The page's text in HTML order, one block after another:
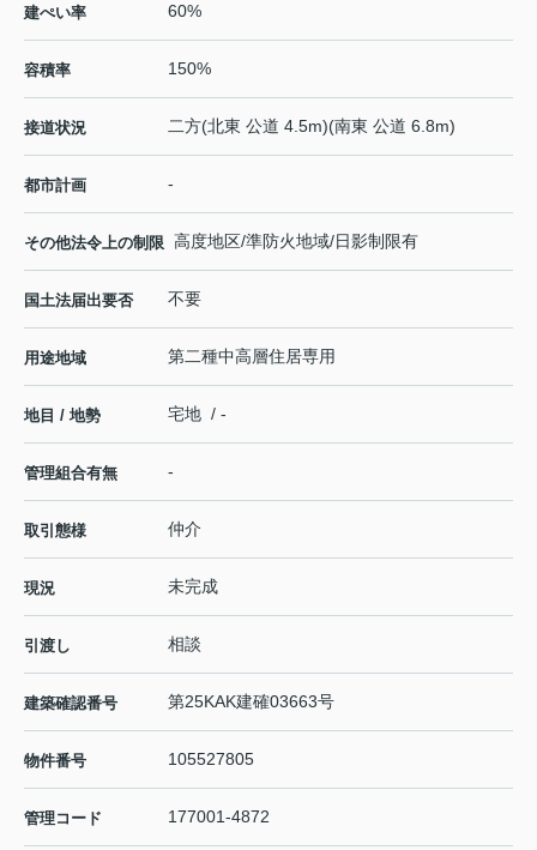
建ぺい率 60%
容積率 150%
接道状況 二方(北東 公道 4.5m)(南東 公道 6.8m)
都市計画 -
その他法令上の制限 高度地区/準防火地域/日影制限有
国土法届出要否 不要
用途地域 第二種中高層住居専用
地目 / 地勢 宅地 / -
管理組合有無 -
取引態様 仲介
現況 未完成
引渡し 相談
建築確認番号 第25KAK建確03663号
物件番号 105527805
管理コード 177001-4872